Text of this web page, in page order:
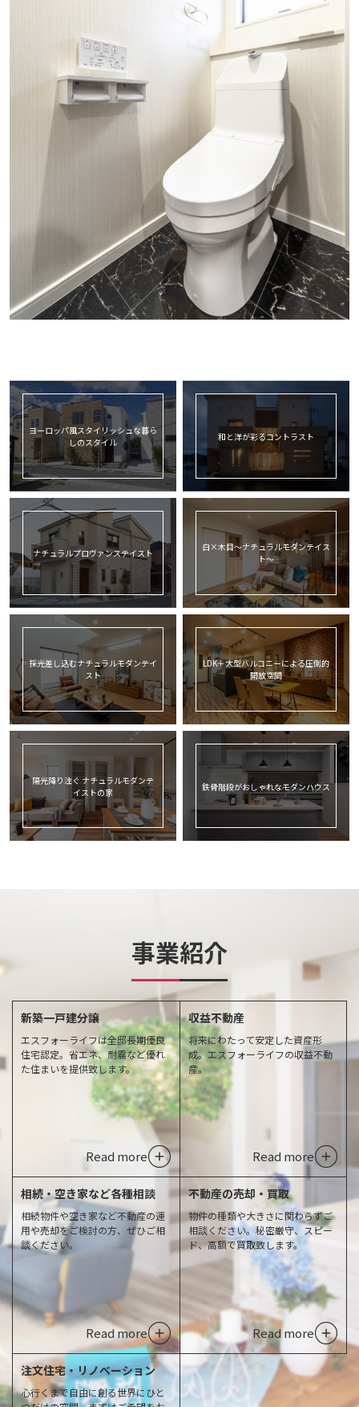
ヨーロッパ風スタイリッシュな暮ら
しのスタイル
和と洋が彩るコントラスト
ナチュラルプロヴァンステイスト
白×木目〜ナチュラルモダンテイス
ト〜
採光差し込むナチュラルモダンテイ
スト
LDK＋大型バルコニーによる圧倒的
開放空間
陽光降り注ぐ ナチュラルモダンテ
イストの家
鉄骨階段がおしゃれなモダンハウス
事業紹介
新築一戸建分譲
エスフォーライフは全邸長期優良
住宅認定。省エネ、耐震など優れ
た住まいを提供致します。
Read more
収益不動産
将来にわたって安定した資産形
成。エスフォーライフの収益不動
産。
Read more
相続・空き家など各種相談
相続物件や空き家など不動産の運
用や売却をご検討の方、ぜひご相
談ください。
Read more
不動産の売却・買取
物件の種類や大きさに関わらずご
相談ください。秘密厳守、スピー
ド、高額で買取致します。
Read more
注文住宅・リノベーション
心行くまで自由に創る世界にひと